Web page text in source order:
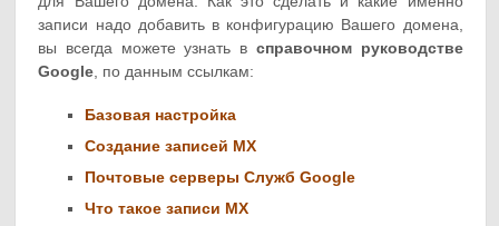
записи надо добавить в конфигурацию Вашего домена,
вы всегда можете узнать в справочном руководстве
Google , по данным ссылкам:
Базовая настройка
Создание записей MX
Почтовые серверы Служб Google
Что такое записи MX